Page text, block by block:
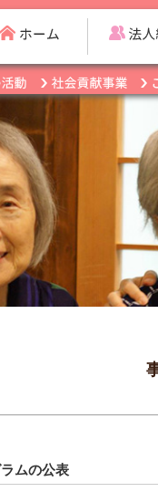
ムの公表